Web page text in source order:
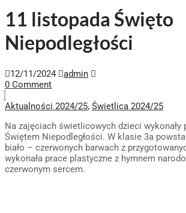
11 listopada Święto
Niepodległości
12/11/2024
admin
0 Comment
Aktualności 2024/25, Świetlica 2024/25
Na zajęciach świetlicowych dzieci wykonały
Świętem Niepodległości. W klasie 3a
biało – czerwonych barwach z
wykonała prace plastyczne z hymnem
czerwonym sercem.